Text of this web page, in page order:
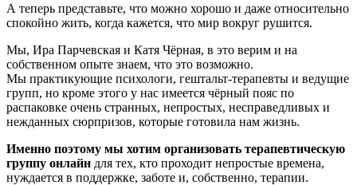
А теперь представьте, что можно хорошо и даже относительно
спокойно жить, когда кажется, что мир вокруг рушится.
Мы, Ира Парчевская и Катя Чёрная, в это верим и на
собственном опыте знаем, что это возможно.
Мы практикующие психологи, гештальт-терапевты и ведущие
групп, но кроме этого у нас имеется чёрный пояс по
распаковке очень странных, непростых, несправедливых и
нежданных сюрпризов, которые готовила нам жизнь.
Именно поэтому мы хотим организовать терапевтическую
группу онлайн для тех, кто проходит непростые времена,
нуждается в поддержке, заботе и, собственно, терапии.